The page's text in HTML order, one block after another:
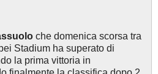
che domenica scorsa tra
Stadium ha superato di
la prima vittoria in